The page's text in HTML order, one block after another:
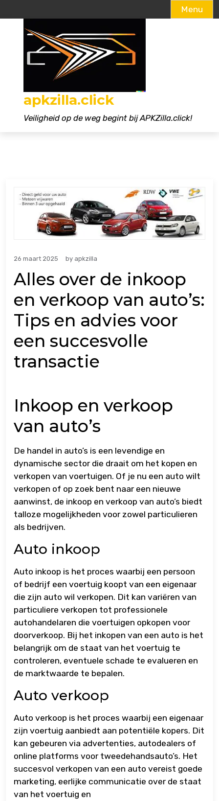
Menu
apkzilla.click
Veiligheid op de weg begint bij APKZilla.click!
26 maart 2025 by apkzilla
Alles over de inkoop
en verkoop van auto’s:
Tips en advies voor
een succesvolle
transactie
Inkoop en verkoop
van auto’s
De handel in auto’s is een levendige en
dynamische sector die draait om het kopen en
verkopen van voertuigen. Of je nu een auto wilt
verkopen of op zoek bent naar een nieuwe
aanwinst, de inkoop en verkoop van auto’s biedt
talloze mogelijkheden voor zowel particulieren
als bedrijven.
Auto inkoop
Auto inkoop is het proces waarbij een persoon
of bedrijf een voertuig koopt van een eigenaar
die zijn auto wil verkopen. Dit kan variëren van
particuliere verkopen tot professionele
autohandelaren die voertuigen opkopen voor
doorverkoop. Bij het inkopen van een auto is het
belangrijk om de staat van het voertuig te
controleren, eventuele schade te evalueren en
de marktwaarde te bepalen.
Auto verkoop
Auto verkoop is het proces waarbij een eigenaar
zijn voertuig aanbiedt aan potentiële kopers. Dit
kan gebeuren via advertenties, autodealers of
online platforms voor tweedehandsauto’s. Het
succesvol verkopen van een auto vereist goede
marketing, eerlijke communicatie over de staat
van het voertuig en